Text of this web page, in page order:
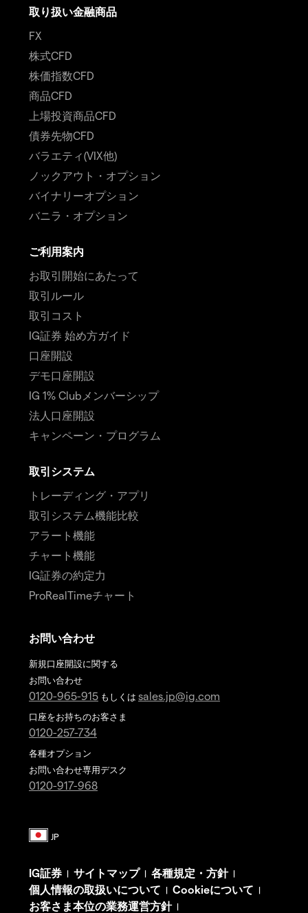
取り扱い金融商品
FX
株式CFD
株価指数CFD
商品CFD
上場投資商品CFD
債券先物CFD
バラエティ(VIX他)
ノックアウト・オプション
バイナリーオプション
バニラ・オプション
ご利用案内
お取引開始にあたって
取引ルール
取引コスト
IG証券 始め方ガイド
口座開設
デモ口座開設
IG 1% Clubメンバーシップ
法人口座開設
キャンペーン・プログラム
取引システム
トレーディング・アプリ
取引システム機能比較
アラート機能
チャート機能
IG証券の約定力
ProRealTimeチャート
お問い合わせ
新規口座開設に関する
お問い合わせ
0120-965-915 もしくは sales.jp@ig.com
口座をお持ちのお客さま
0120-257-734
各種オプション
お問い合わせ専用デスク
0120-917-968
IG証券 | サイトマップ| 各種規定・方針|
個人情報の取扱いについて | Cookieについて |
お客さま本位の業務運営方針|